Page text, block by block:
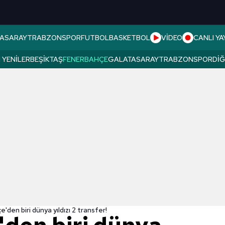
TRABZONSPORFUTBOLBASKETBOL VİDEO CANLI
YENILERBEŞIKTAŞFENERBAHÇEGALATASARAYTRABZONSPOR
biri dünya yıldızı 2 transfer!